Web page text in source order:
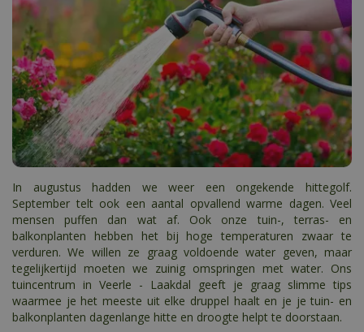
In augustus hadden we weer een ongekende hittegolf.
September telt ook een aantal opvallend warme dagen. Veel
mensen puffen dan wat af. Ook onze tuin-, terras- en
balkonplanten hebben het bij hoge temperaturen zwaar te
verduren. We willen ze graag voldoende water geven, maar
tegelijkertijd moeten we zuinig omspringen met water. Ons
tuincentrum in Veerle - Laakdal geeft je graag slimme tips
waarmee je het meeste uit elke druppel haalt en je je tuin- en
balkonplanten dagenlange hitte en droogte helpt te doorstaan.